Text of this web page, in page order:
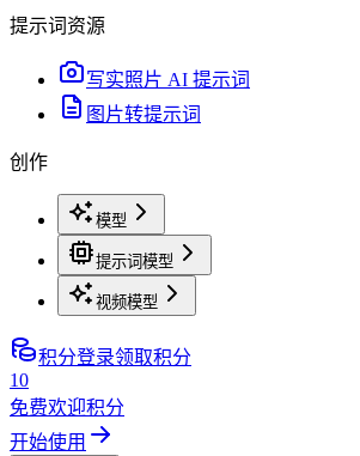
提示词资源
写实照片 AI 提示词
图片转提示词
创作
模型
提示词模型
视频模型
积分登录领取积分
10
免费欢迎积分
开始使用